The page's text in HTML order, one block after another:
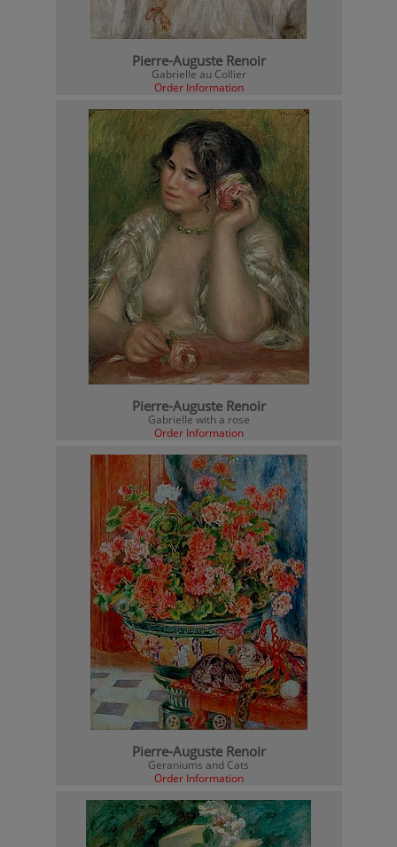
Pierre-Auguste Renoir
Gabrielle au Collier
Order Information
Pierre-Auguste Renoir
Gabrielle with a rose
Order Information
Pierre-Auguste Renoir
Geraniums and Cats
Order Information